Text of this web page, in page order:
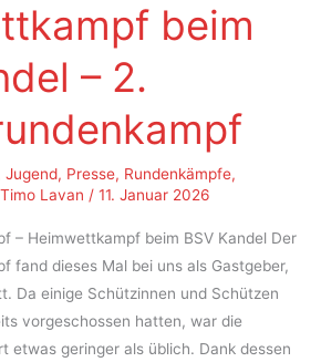
beim
– 2.
Jugend, Presse, Rundenkämpfe,
Timo Lavan / 11. Januar 2026
– Heimwettkampf beim BSV Kandel Der
fand dieses Mal bei uns als Gastgeber,
Da einige Schützinnen und Schützen
vorgeschossen hatten, war die
etwas geringer als üblich. Dank dessen